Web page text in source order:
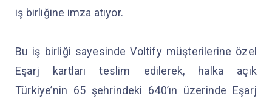
iş birliğine imza atıyor.
Bu iş birliği sayesinde Voltify müşterilerine özel
Eşarj kartları teslim edilerek, halka açık
Türkiye’nin 65 şehrindeki 640’ın üzerinde Eşarj